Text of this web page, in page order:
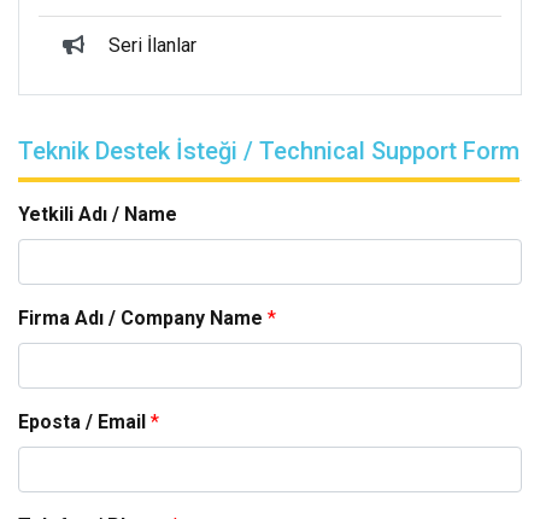
Seri İlanlar
Teknik Destek İsteği / Technical Support Form
Yetkili Adı / Name
Firma Adı / Company Name *
Eposta / Email *